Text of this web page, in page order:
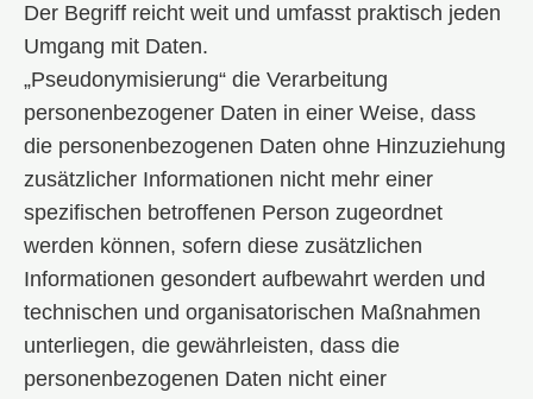
Der Begriff reicht weit und umfasst praktisch jeden
Umgang mit Daten.
„Pseudonymisierung“ die Verarbeitung
personenbezogener Daten in einer Weise, dass
die personenbezogenen Daten ohne Hinzuziehung
zusätzlicher Informationen nicht mehr einer
spezifischen betroffenen Person zugeordnet
werden können, sofern diese zusätzlichen
Informationen gesondert aufbewahrt werden und
technischen und organisatorischen Maßnahmen
unterliegen, die gewährleisten, dass die
personenbezogenen Daten nicht einer